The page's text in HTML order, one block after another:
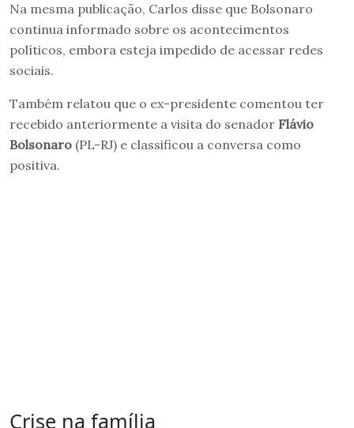
Na mesma publicação, Carlos disse que Bolsonaro
continua informado sobre os acontecimentos
políticos, embora esteja impedido de acessar redes
sociais.
Também relatou que o ex-presidente comentou ter
recebido anteriormente a visita do senador Flávio
Bolsonaro (PL-RJ) e classificou a conversa como
positiva.
Crise na família